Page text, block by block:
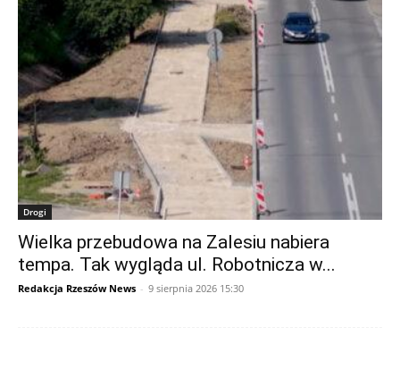
Drogi
Wielka przebudowa na Zalesiu nabiera
tempa. Tak wygląda ul. Robotnicza w...
Redakcja Rzeszów News - 9 sierpnia 2026 15:30